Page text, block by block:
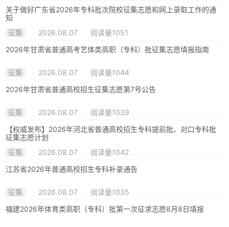
关于做好广东省2026年专科批次院校征集志愿和网上录取工作的通
知
征集
2026.08.07
阅读量1051
2026年甘肃省普通高考艺体类高职（专科）批征集志愿填报指南
征集 2026.08.07
阅读量1044
2026年甘肃省普通高校招生征集志愿第7号公告
征集 2026.08.07
阅读量1039
【权威发布】2026年河北省普通高校招生专科提前批、对口专科批
征集志愿计划
征集
2026.08.07
阅读量1042
江苏省2026年普通高校招生专科补录通告
征集 2026.08.07
阅读量1035
福建2026年体育类高职（专科）批第一次征求志愿8月8日填报